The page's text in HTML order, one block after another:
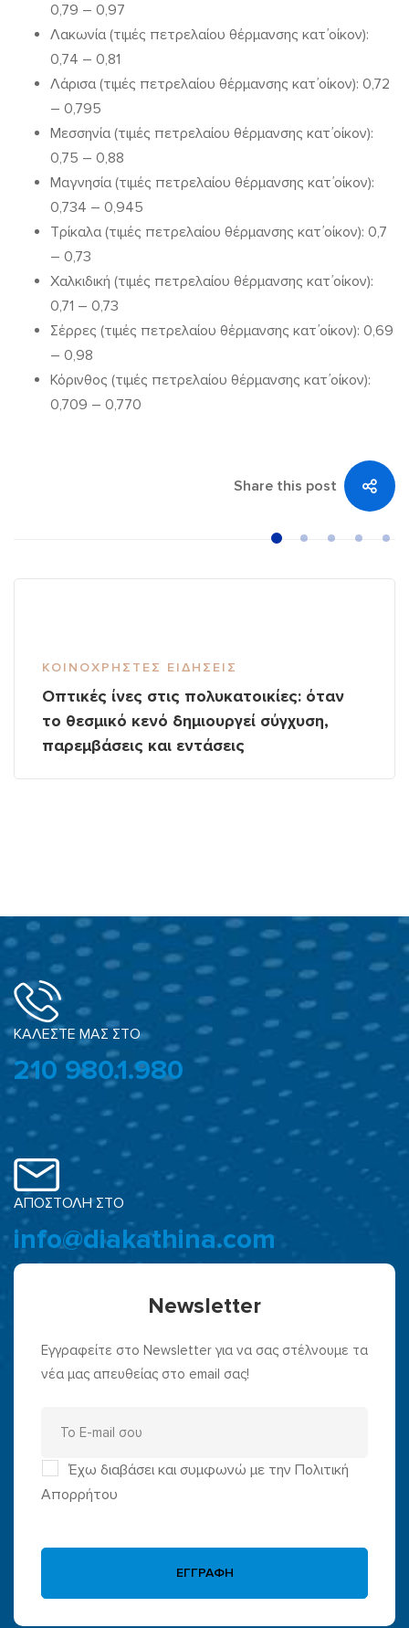
0,79 – 0,97
Λακωνία (τιμές πετρελαίου θέρμανσης κατ΄οίκον):
0,74 – 0,81
Λάρισα (τιμές πετρελαίου θέρμανσης κατ΄οίκον): 0,72
– 0,795
Μεσσηνία (τιμές πετρελαίου θέρμανσης κατ΄οίκον):
0,75 – 0,88
Μαγνησία (τιμές πετρελαίου θέρμανσης κατ΄οίκον):
0,734 – 0,945
Τρίκαλα (τιμές πετρελαίου θέρμανσης κατ΄οίκον): 0,7
– 0,73
Χαλκιδική (τιμές πετρελαίου θέρμανσης κατ΄οίκον):
0,71 – 0,73
Σέρρες (τιμές πετρελαίου θέρμανσης κατ΄οίκον): 0,69
– 0,98
Κόρινθος (τιμές πετρελαίου θέρμανσης κατ΄οίκον):
0,709 – 0,770
Share this post
ΚΟΙΝΌΧΡΗΣΤΕΣ ΕΙΔΉΣΕΙΣ
Οπτικές ίνες στις πολυκατοικίες: όταν
το θεσμικό κενό δημιουργεί σύγχυση,
παρεμβάσεις και εντάσεις
ΚΑΛΕΣΤΕ ΜΑΣ ΣΤΟ
210 980.1.980
ΑΠΟΣΤΟΛΗ ΣΤΟ
info@diakathina.com
Newsletter
Εγγραφείτε στο Newsletter για να σας στέλνουμε τα
νέα μας απευθείας στο email σας!
Έχω διαβάσει και συμφωνώ με την Πολιτική
Απορρήτου
ΕΓΓΡΑΦΗ